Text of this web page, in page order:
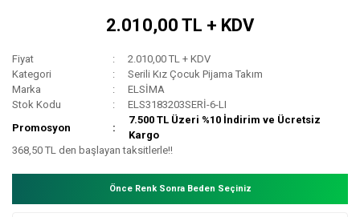
2.010,00 TL + KDV
Fiyat
2.010,00 TL + KDV
Kategori
Serili Kız Çocuk Pijama Takım
Marka
ELSİMA
Stok Kodu
ELS3183203SERİ-6-LI
Promosyon
7.500 TL Üzeri %10 İndirim ve Ücretsiz
Kargo
368,50 TL den başlayan taksitlerle!!
Önce Renk Sonra Beden Seçiniz